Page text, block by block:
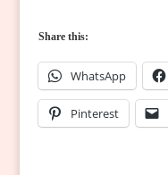
Share this:
WhatsApp
Pinterest